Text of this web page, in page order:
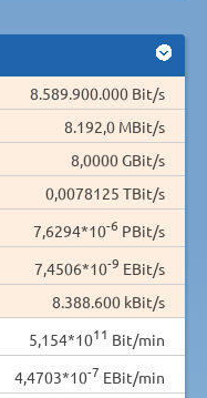
8.589.900.000 Bit/s
8.192,0 MBit/s
8,0000 GBit/s
0,0078125 TBit/s
7,6294*10-6 PBit/s
7,4506*10-9 EBit/s
8.388.600 kBit/s
5,154*1011 Bit/min
4,4703*10-7 EBit/min